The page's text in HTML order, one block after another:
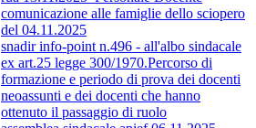
comunicazione alle famiglie dello sciopero
del 04.11.2025
snadir info-point n.496 - all'albo sindacale
ex art.25 legge 300/1970.Percorso di
formazione e periodo di prova dei docenti
neoassunti e dei docenti che hanno
ottenuto il passaggio di ruolo